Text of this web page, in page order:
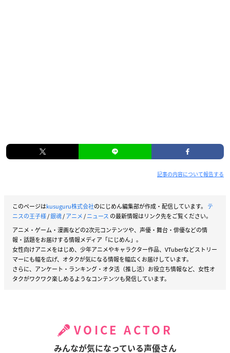
記事の内容について報告する
このページはkusuguru株式会社のにじめん編集部が作成・配信しています。 テ
ニスの王子様/銀魂/アニメ/ニュース の最新情報はリンク先をご覧ください。
アニメ・ゲーム・漫画などの2次元コンテンツや、声優・舞台・俳優などの情
報・話題をお届けする情報メディア「にじめん」。
女性向けアニメをはじめ、少年アニメやキャラクター作品、VTuberなどストリー
マーにも幅を広げ、オタクが気になる情報を幅広くお届けしています。
さらに、アンケート・ランキング・オタ活（推し活）お役立ち情報など、女性オ
タクがワクワク楽しめるようなコンテンツも発信しています。
VOICE ACTOR
みんなが気になっている声優さん